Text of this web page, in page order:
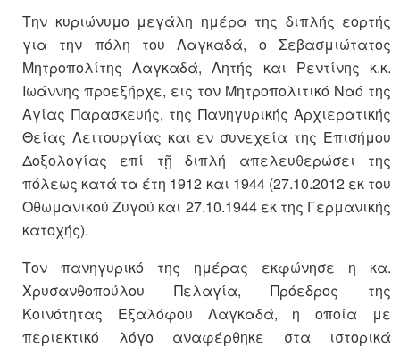
Την κυριώνυμο μεγάλη ημέρα της διπλής εορτής
για την πόλη του Λαγκαδά, ο Σεβασμιώτατος
Μητροπολίτης Λαγκαδά, Λητής και Ρεντίνης κ.κ.
Ιωάννης προεξήρχε, εις τον Μητροπολιτικό Ναό της
Αγίας Παρασκευής, της Πανηγυρικής Αρχιερατικής
Θείας Λειτουργίας και εν συνεχεία της Επισήμου
Δοξολογίας επί τῇ διπλή απελευθερώσει της
πόλεως κατά τα έτη 1912 και 1944 (27.10.2012 εκ του
Οθωμανικού Ζυγού και 27.10.1944 εκ της Γερμανικής
κατοχής).
Τον πανηγυρικό της ημέρας εκφώνησε η κα.
Χρυσανθοπούλου Πελαγία, Πρόεδρος της
Κοινότητας Εξαλόφου Λαγκαδά, η οποία με
περιεκτικό λόγο αναφέρθηκε στα ιστορικά